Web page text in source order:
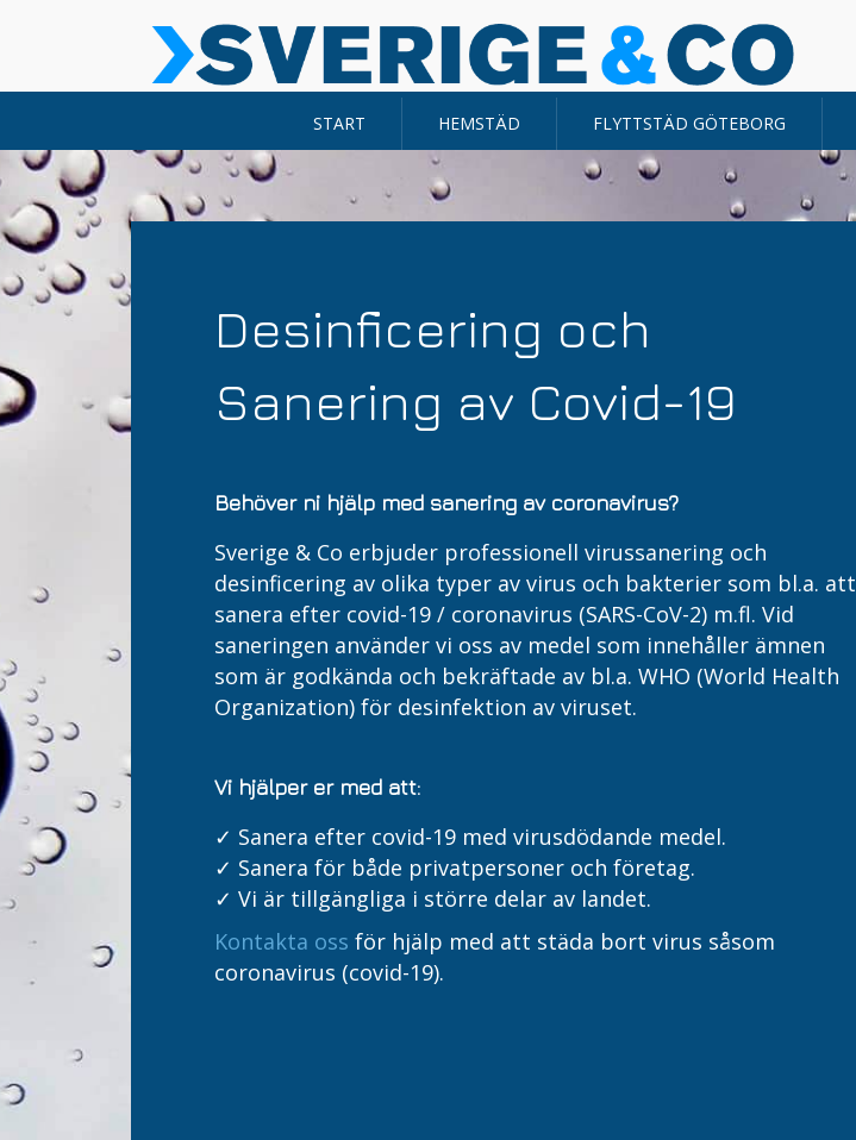
START HEMSTÄD FLYTTSTÄD GÖTEBORG
Desinficering och
Sanering av Covid-19
Behöver ni hjälp med sanering av coronavirus?
Sverige & Co erbjuder professionell virussanering och
desinficering av olika typer av virus och bakterier som bl.a. att
sanera efter covid-19 / coronavirus (SARS-CoV-2) m.fl. Vid
saneringen använder vi oss av medel som innehåller ämnen
som är godkända och bekräftade av bl.a. WHO (World Health
Organization) för desinfektion av viruset.
Vi hjälper er med att:
✓ Sanera efter covid-19 med virusdödande medel.
✓ Sanera för både privatpersoner och företag.
✓ Vi är tillgängliga i större delar av landet.
Kontakta oss för hjälp med att städa bort virus såsom
coronavirus (covid-19).